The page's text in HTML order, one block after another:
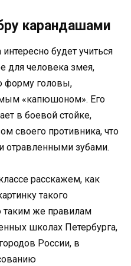
карандашами
будет учиться
для человека змея,
форму головы,
«капюшоном». Его
в боевой стойке,
своего противника, что
отравленными зубами.
расскажем, как
такого
таким же правилам
школах Петербурга,
России, в